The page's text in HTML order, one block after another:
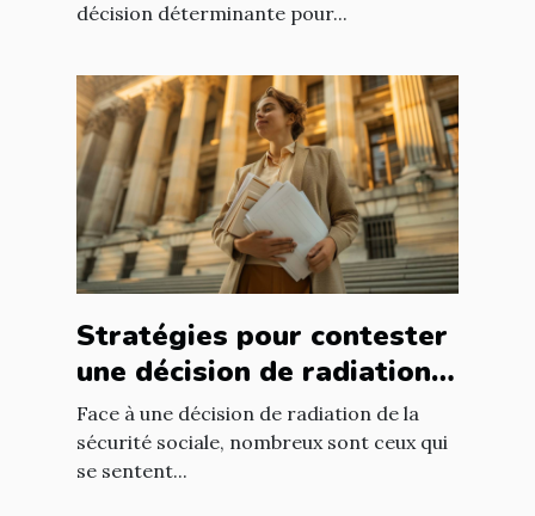
décision déterminante pour...
Stratégies pour contester
une décision de radiation
de la sécurité sociale
Face à une décision de radiation de la
sécurité sociale, nombreux sont ceux qui
se sentent...